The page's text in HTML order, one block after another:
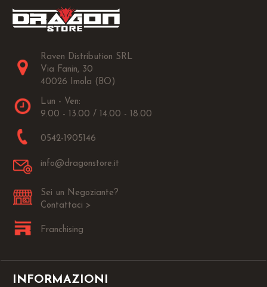
Raven Distribution SRL
Via Fanin, 30
40026 Imola (BO)
Lun - Ven:
9.00 - 13.00 / 14.00 - 18.00
0542-1905146
info@dragonstore.it
Sei un Negoziante?
Contattaci >
Franchising
INFORMAZIONI